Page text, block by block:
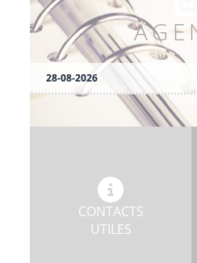
28-08-2026
CONTACTS
UTILES